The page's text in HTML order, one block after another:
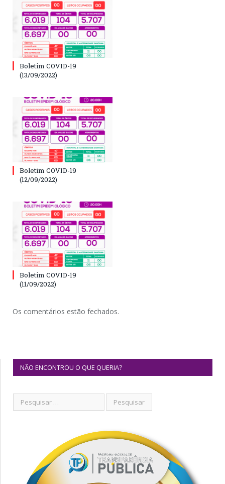
Boletim COVID-19
(13/09/2022)
Boletim COVID-19
(12/09/2022)
Boletim COVID-19
(11/09/2022)
Os comentários estão fechados.
NÃO ENCONTROU O QUE QUERIA?